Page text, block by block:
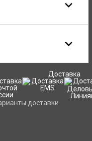
Доставка
доставки